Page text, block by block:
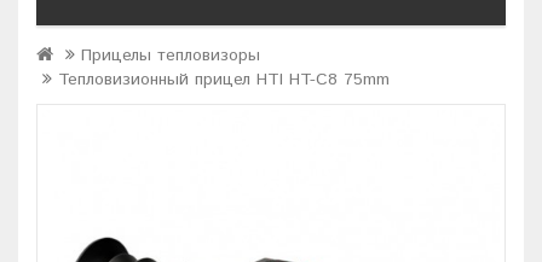
Прицелы тепловизоры
Тепловизионный прицел HTI HT-C8 75mm